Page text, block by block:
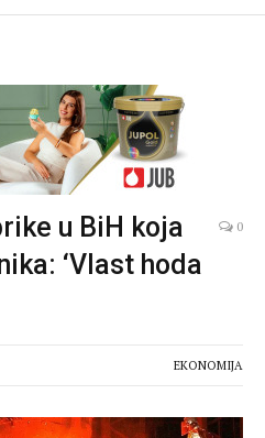
u BiH koja
‘Vlast hoda
0
EKONOMIJA